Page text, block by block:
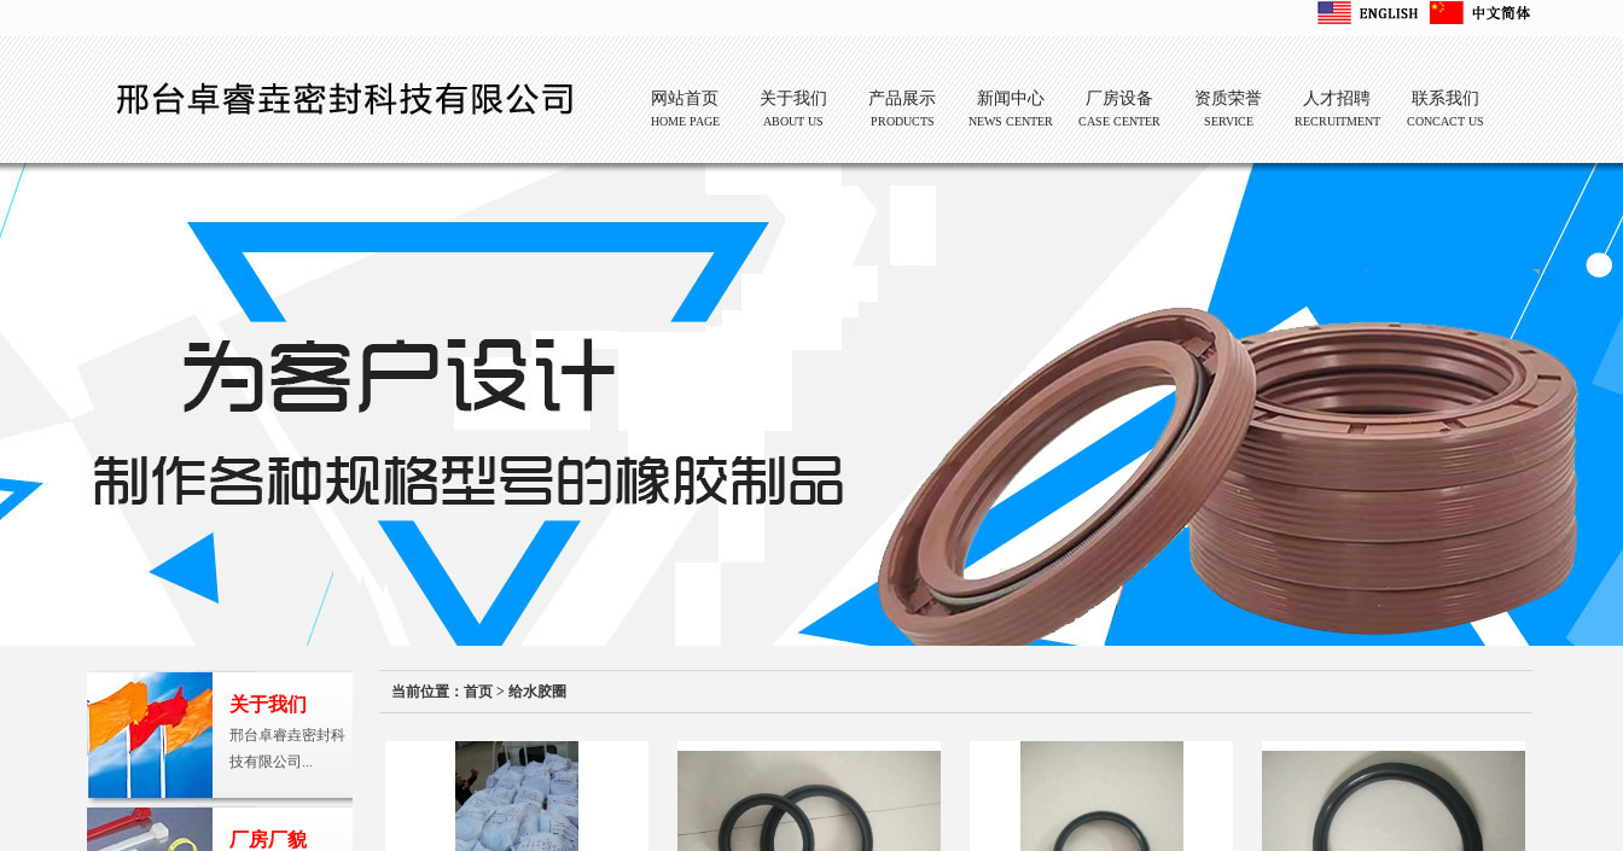
网站首页
HOME PAGE
关于我们
ABOUT US
产品展示
PRODUCTS
新闻中心
NEWS CENTER
厂房设备
CASE CENTER
资质荣誉
SERVICE
人才招聘
RECRUITMENT
联系我们
CONCACT US
关于我们
邢台卓睿垚密封科
技有限公司...
厂房厂貌
当前位置： 首页 > 给水胶圈